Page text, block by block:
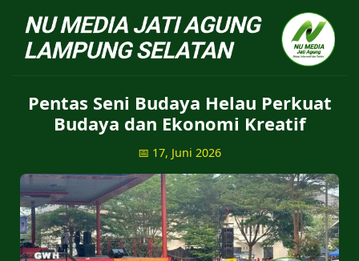
NU Jatiagung - Situs
Pentas Seni Budaya Helau Perkuat
Budaya dan Ekonomi Kreatif
📅 17, Juni 2026